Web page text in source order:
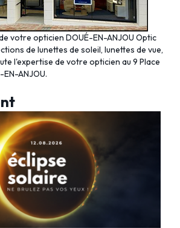
votre opticien DOUÉ-EN-ANJOU Optic
de lunettes de soleil, lunettes de vue,
l'expertise de votre opticien au 9 Place
ANJOU.